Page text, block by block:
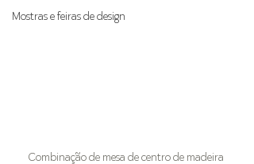
Mostras e feiras de design
Combinação de mesa de centro de madeira